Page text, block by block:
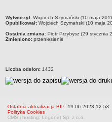
metryczka
Wytworzył: Wojciech Szymański (10 maja
Opublikował: Wojciech Szymański (10 maja
Ostatnia zmiana: Piotr Przybysz (29 stycznia
Zmieniono: przeniesienie
Liczba odsłon: 1432
Ostatnia aktualizacja BIP: 19.06.2023 12:53
Polityka Cookies
CMS i hosting: Logonet Sp. z o.o.